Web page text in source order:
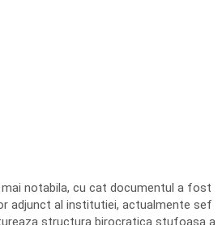
notabila, cu cat documentul a fost
adjunct al institutiei, actualmente sef
structura birocratica stufoasa a